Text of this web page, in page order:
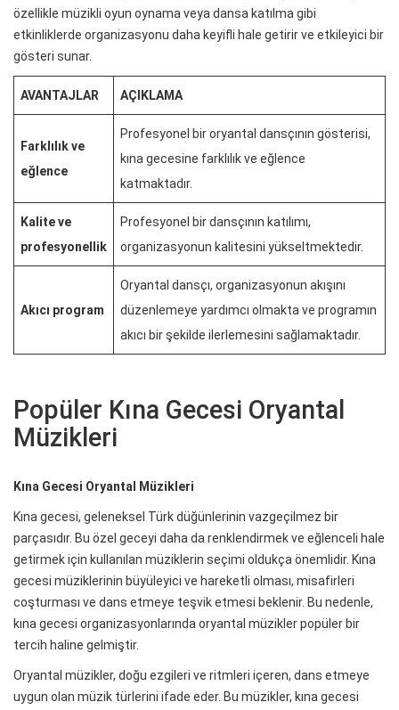
özellikle müzikli oyun oynama veya dansa katılma gibi
etkinliklerde organizasyonu daha keyifli hale getirir ve etkileyici bir
gösteri sunar.
AVANTAJLAR AÇIKLAMA
Farklılık ve
eğlence
Profesyonel bir oryantal dansçının gösterisi,
kına gecesine farklılık ve eğlence
katmaktadır.
Kalite ve
profesyonellik
Profesyonel bir dansçının katılımı,
organizasyonun kalitesini yükseltmektedir.
Akıcı program
Oryantal dansçı, organizasyonun akışını
düzenlemeye yardımcı olmakta ve programın
akıcı bir şekilde ilerlemesini sağlamaktadır.
Popüler Kına Gecesi Oryantal
Müzikleri
Kına Gecesi Oryantal Müzikleri
Kına gecesi, geleneksel Türk düğünlerinin vazgeçilmez bir
parçasıdır. Bu özel geceyi daha da renklendirmek ve eğlenceli hale
getirmek için kullanılan müziklerin seçimi oldukça önemlidir. Kına
gecesi müziklerinin büyüleyici ve hareketli olması, misafirleri
coşturması ve dans etmeye teşvik etmesi beklenir. Bu nedenle,
kına gecesi organizasyonlarında oryantal müzikler popüler bir
tercih haline gelmiştir.
Oryantal müzikler, doğu ezgileri ve ritmleri içeren, dans etmeye
uygun olan müzik türlerini ifade eder. Bu müzikler, kına gecesi